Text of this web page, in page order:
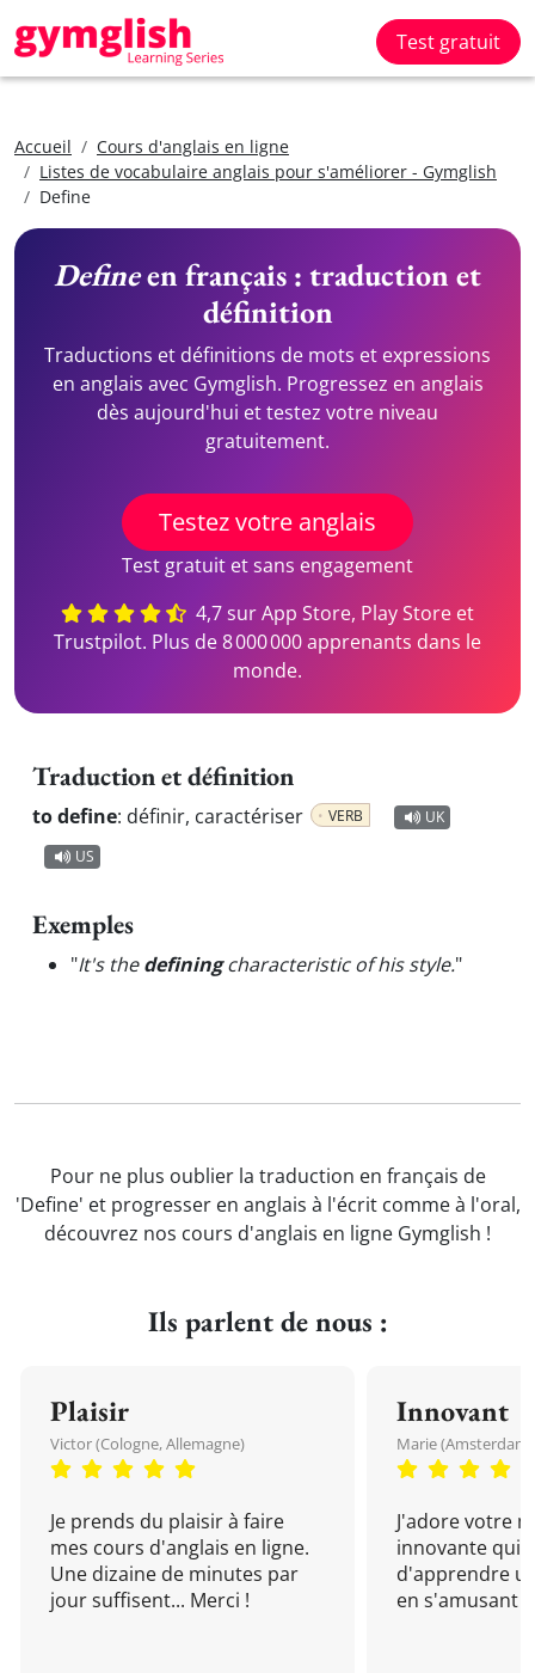
Test gratuit
Accueil
Cours d'anglais en ligne
Listes de vocabulaire anglais pour s'améliorer - Gymglish
Define
Defineen français : traduction et
définition
Traductions et définitions de mots et expressions
en anglais avec Gymglish. Progressez en anglais
dès aujourd'hui et testez votre niveau
gratuitement.
Testez votre anglais
Test gratuit et sans engagement
4,7 sur App Store, Play Store et
Trustpilot. Plus de 8 000 000 apprenants dans le
monde.
Traduction et définition
to define: définir, caractériser VERB
UK
US
Exemples
"It's thedefiningcharacteristic of his style."
Pour ne plus oublier la traduction en français de
'Define' et progresser en anglais à l'écrit comme à l'oral,
découvrez nos cours d'anglais en ligne Gymglish !
Ils parlent de nous :
Plaisir
Victor (Cologne, Allemagne)
Je prends du plaisir à faire
mes cours d'anglais en ligne.
Une dizaine de minutes par
jour suffisent... Merci !
Innovant
Marie (Amsterdam,
J'adore votre
innovante qui
d'apprendre
en s'amusant !